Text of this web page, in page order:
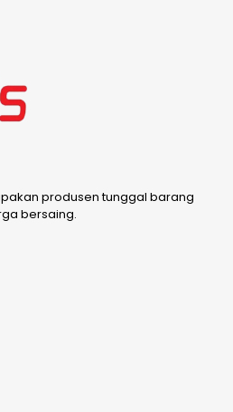
produsen tunggal barang
bersaing.